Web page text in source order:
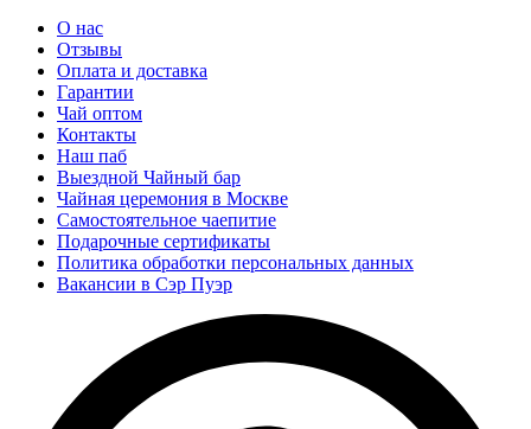
О нас
Отзывы
Оплата и доставка
Гарантии
Чай оптом
Контакты
Наш паб
Выездной Чайный бар
Чайная церемония в Москве
Самостоятельное чаепитие
Подарочные сертификаты
Политика обработки персональных данных
Вакансии в Сэр Пуэр